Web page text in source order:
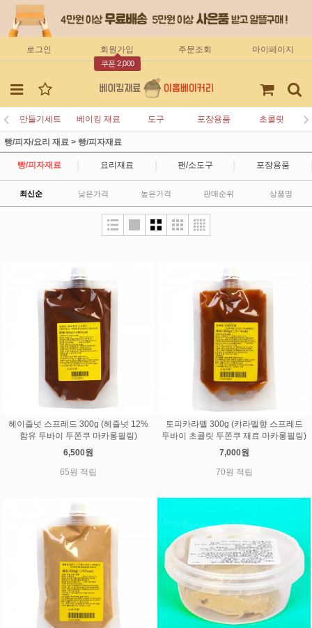
로그인 회원가입
쿠폰 2,000
주문조회 마이페이지
만들기세트 베이킹 재료 도구 포장용품 초콜릿
빵/피자/요리 재료 > 빵/피자재료
빵/피자재료 요리재료 팬/소도구 포장용품
최신순 낮은가격 높은가격 판매순위 상품명
헤이즐넛 스프레드 300g (헤즐넛 12%
함유 두바이 두쫀쿠 마카롱필링)
6,500원
65원 적립
토피카라멜 300g (캬라멜향 스프레드
두바이 초콜릿 두쫀쿠 재료 마카롱필링)
7,000원
70원 적립